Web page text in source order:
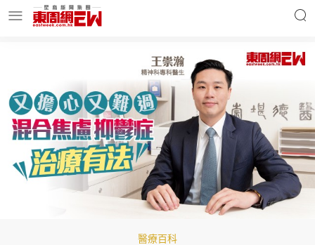
時事財經
東周Ladies 優享生活
會員活動
醫療百科